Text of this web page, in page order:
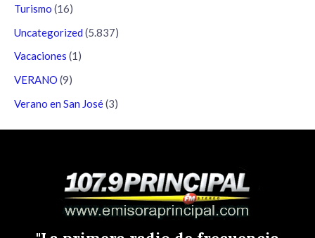
Turismo (16)
Uncategorized (5.837)
Vacaciones (1)
VERANO (9)
Verano en San José(3)